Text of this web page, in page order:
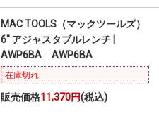
MAC TOOLS（マックツールズ）
6" アジャスタブルレンチ |
AWP6BA AWP6BA
在庫切れ
販売価格11,370円(税込)